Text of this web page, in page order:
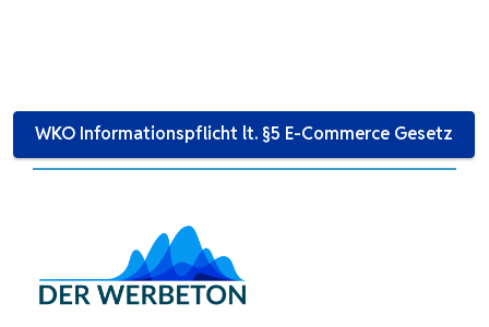
WKO Informationspflicht lt. §5 E-Commerce Gesetz